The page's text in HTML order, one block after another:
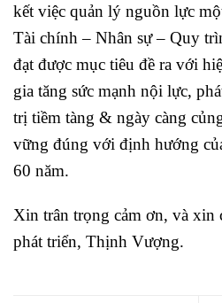
kết việc quản lý nguồn lực
Tài chính – Nhân sự – Quy
đạt được mục tiêu đề ra với
gia tăng sức mạnh nội lực,
trị tiềm tàng & ngày càng
vững đúng với định hướng
60 năm.
Xin trân trọng cảm ơn, và xin
phát triển, Thịnh Vượng.